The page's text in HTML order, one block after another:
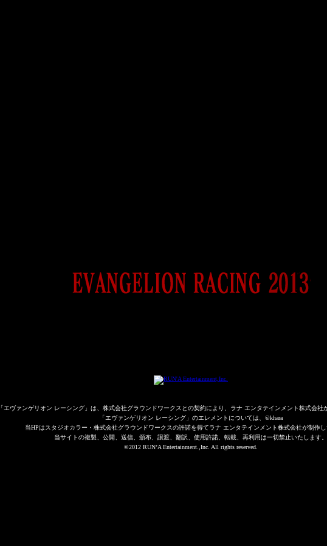
「エヴァンゲリオン レーシング」は、株式会社グラウンドワークスとの契約により、ラナ エンタテインメント株式会社
「エヴァンゲリオン レーシング」のエレメントについては、©khara
当HPはスタジオカラー・株式会社グラウンドワークスの許諾を得てラナ エンタテインメント株式会社が制作し
当サイトの複製、公開、送信、頒布、譲渡、翻訳、使用許諾、転載、再利用は一切禁止いたします。
©2012 RUN’A Entertainment.,Inc. All rights reserved.